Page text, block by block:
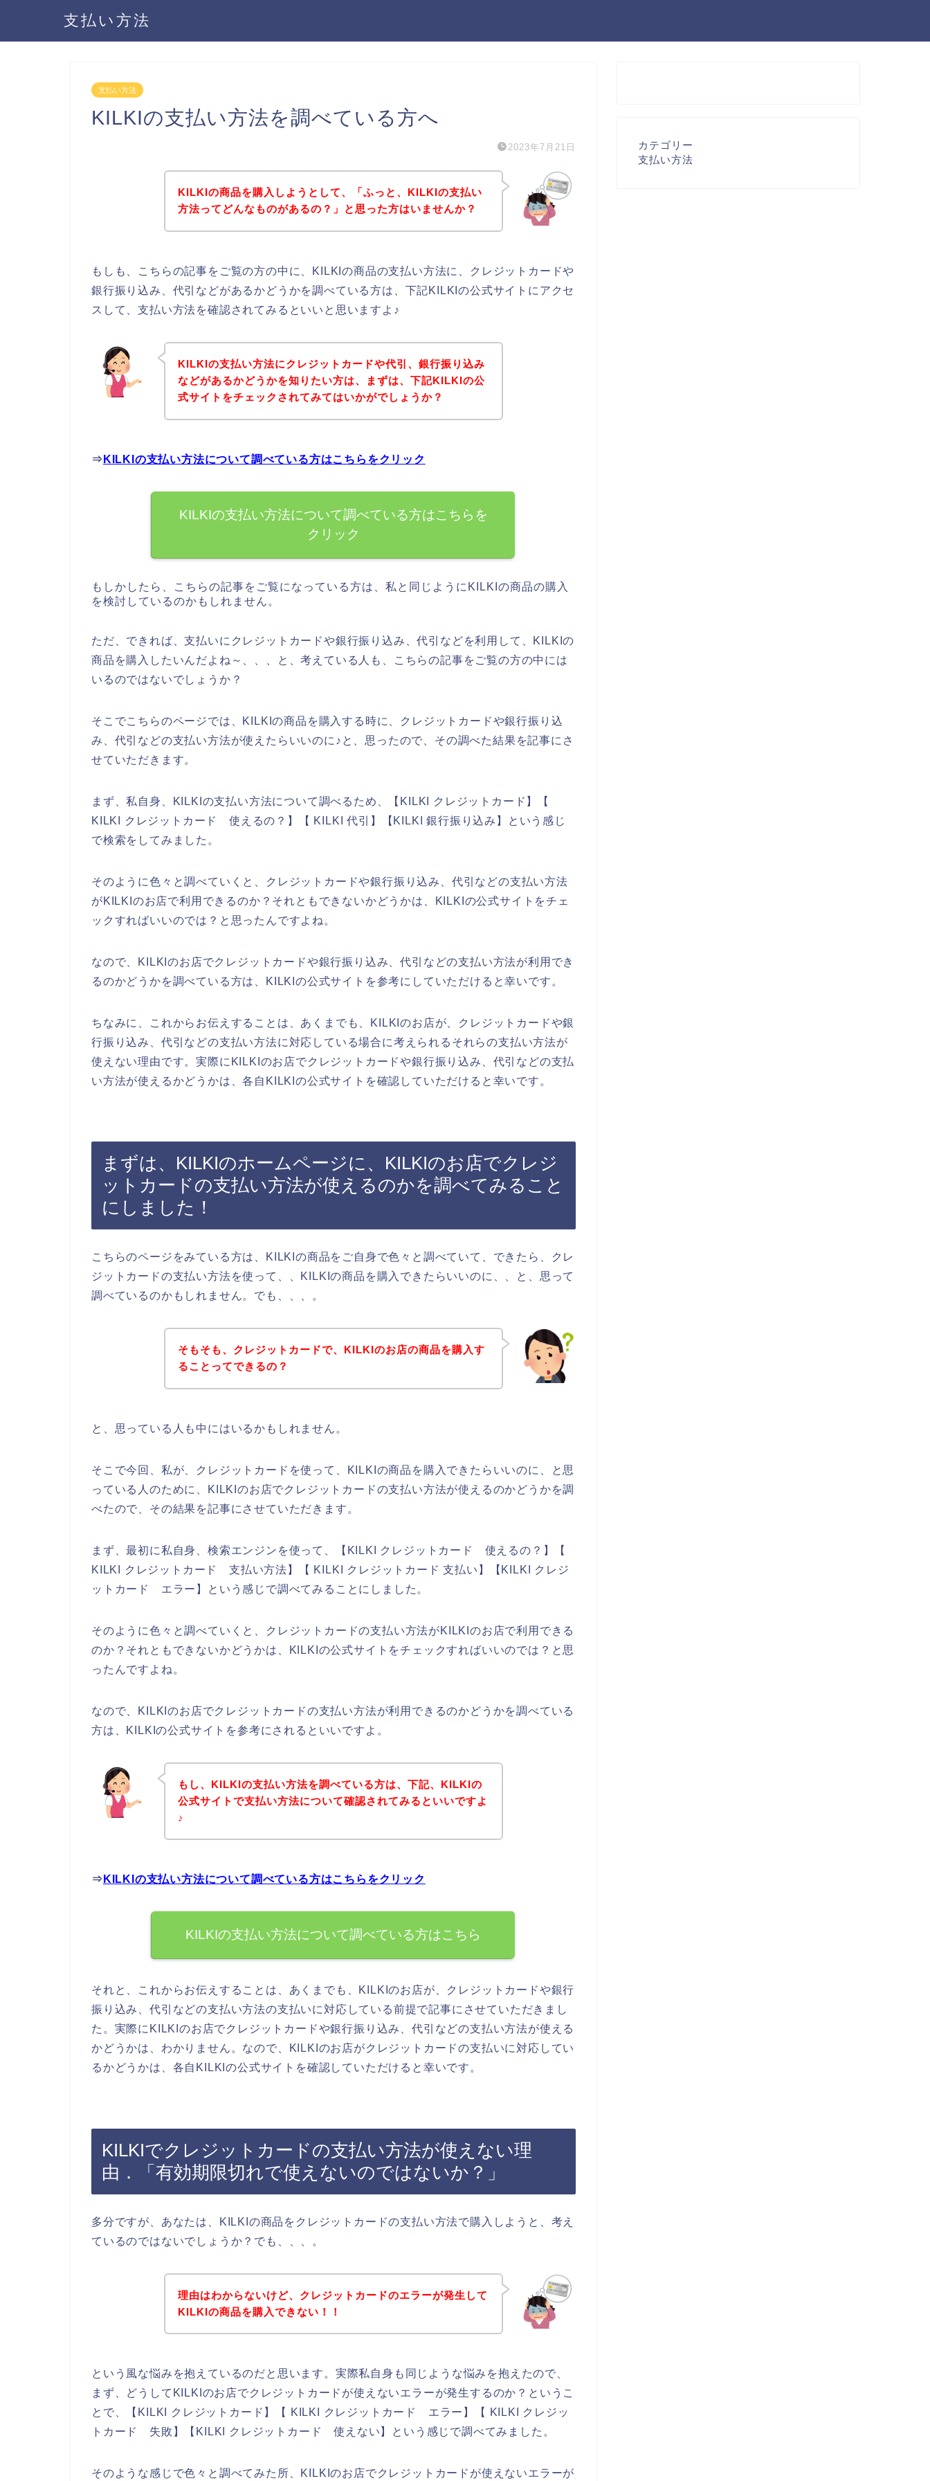
支払い方法
支払い方法
KILKIの支払い方法を調べている方へ
2023年7月21日
KILKIの商品を購入しようとして、「ふっと、KILKIの支払い
方法ってどんなものがあるの？」と思った方はいませんか？
もしも、こちらの記事をご覧の方の中に、KILKIの商品の支払い方法に、クレジットカードや
銀行振り込み、代引などがあるかどうかを調べている方は、下記KILKIの公式サイトにアクセ
スして、支払い方法を確認されてみるといいと思いますよ♪
KILKIの支払い方法にクレジットカードや代引、銀行振り込み
などがあるかどうかを知りたい方は、まずは、下記KILKIの公
式サイトをチェックされてみてはいかがでしょうか？
⇒ KILKIの支払い方法について調べている方はこちらをクリック
KILKIの支払い方法について調べている方はこちらを
クリック
もしかしたら、こちらの記事をご覧になっている方は、私と同じようにKILKIの商品の購入
を検討しているのかもしれません。
ただ、できれば、支払いにクレジットカードや銀行振り込み、代引などを利用して、KILKIの
商品を購入したいんだよね～、、、と、考えている人も、こちらの記事をご覧の方の中には
いるのではないでしょうか？
そこでこちらのページでは、KILKIの商品を購入する時に、クレジットカードや銀行振り込
み、代引などの支払い方法が使えたらいいのに♪と、思ったので、その調べた結果を記事にさ
せていただきます。
まず、私自身、KILKIの支払い方法について調べるため、【KILKI クレジットカード】【
KILKI クレジットカード 使えるの？】【 KILKI 代引】【KILKI 銀行振り込み】という感じ
で検索をしてみました。
そのように色々と調べていくと、クレジットカードや銀行振り込み、代引などの支払い方法
がKILKIのお店で利用できるのか？それともできないかどうかは、KILKIの公式サイトをチェ
ックすればいいのでは？と思ったんですよね。
なので、KILKIのお店でクレジットカードや銀行振り込み、代引などの支払い方法が利用でき
るのかどうかを調べている方は、KILKIの公式サイトを参考にしていただけると幸いです。
ちなみに、これからお伝えすることは、あくまでも、KILKIのお店が、クレジットカードや銀
行振り込み、代引などの支払い方法に対応している場合に考えられるそれらの支払い方法が
使えない理由です。実際にKILKIのお店でクレジットカードや銀行振り込み、代引などの支払
い方法が使えるかどうかは、各自KILKIの公式サイトを確認していただけると幸いです。
まずは、KILKIのホームページに、KILKIのお店でクレジ
ットカードの支払い方法が使えるのかを調べてみること
にしました！
こちらのページをみている方は、KILKIの商品をご自身で色々と調べていて、できたら、クレ
ジットカードの支払い方法を使って、、KILKIの商品を購入できたらいいのに、、と、思って
調べているのかもしれません。でも、、、。
そもそも、クレジットカードで、KILKIのお店の商品を購入す
ることってできるの？
と、思っている人も中にはいるかもしれません。
そこで今回、私が、クレジットカードを使って、KILKIの商品を購入できたらいいのに、と思
っている人のために、KILKIのお店でクレジットカードの支払い方法が使えるのかどうかを調
べたので、その結果を記事にさせていただきます。
まず、最初に私自身、検索エンジンを使って、【KILKI クレジットカード 使えるの？】【
KILKI クレジットカード 支払い方法】【 KILKI クレジットカード 支払い】【KILKI クレジ
ットカード エラー】という感じで調べてみることにしました。
そのように色々と調べていくと、クレジットカードの支払い方法がKILKIのお店で利用できる
のか？それともできないかどうかは、KILKIの公式サイトをチェックすればいいのでは？と思
ったんですよね。
なので、KILKIのお店でクレジットカードの支払い方法が利用できるのかどうかを調べている
方は、KILKIの公式サイトを参考にされるといいですよ。
もし、KILKIの支払い方法を調べている方は、下記、KILKIの
公式サイトで支払い方法について確認されてみるといいですよ
♪
⇒ KILKIの支払い方法について調べている方はこちらをクリック
KILKIの支払い方法について調べている方はこちら
それと、これからお伝えすることは、あくまでも、KILKIのお店が、クレジットカードや銀行
振り込み、代引などの支払い方法の支払いに対応している前提で記事にさせていただきまし
た。実際にKILKIのお店でクレジットカードや銀行振り込み、代引などの支払い方法が使える
かどうかは、わかりません。なので、KILKIのお店がクレジットカードの支払いに対応してい
るかどうかは、各自KILKIの公式サイトを確認していただけると幸いです。
KILKIでクレジットカードの支払い方法が使えない理
由．「有効期限切れで使えないのではないか？」
多分ですが、あなたは、KILKIの商品をクレジットカードの支払い方法で購入しようと、考え
ているのではないでしょうか？でも、、、。
理由はわからないけど、クレジットカードのエラーが発生して
KILKIの商品を購入できない！！
という風な悩みを抱えているのだと思います。実際私自身も同じような悩みを抱えたので、
まず、どうしてKILKIのお店でクレジットカードが使えないエラーが発生するのか？というこ
とで、【KILKI クレジットカード】【 KILKI クレジットカード エラー】【 KILKI クレジッ
トカード 失敗】【KILKI クレジットカード 使えない】という感じで調べてみました。
そのような感じで色々と調べてみた所、KILKIのお店でクレジットカードが使えないエラーが
カテゴリー
支払い方法